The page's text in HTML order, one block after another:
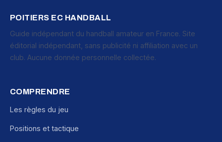
POITIERS EC HANDBALL
Guide indépendant du handball amateur en France. Site
éditorial indépendant, sans publicité ni affiliation avec un
club. Aucune donnée personnelle collectée.
COMPRENDRE
Les règles du jeu
Positions et tactique